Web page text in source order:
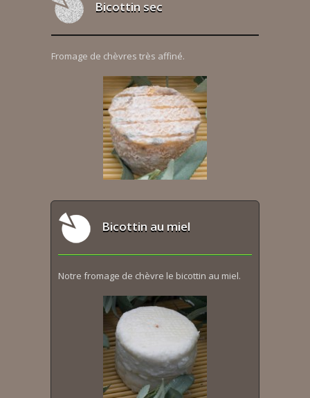
Bicottin sec
Fromage de chèvres très affiné.
Bicottin au miel
Notre fromage de chèvre le bicottin au miel.